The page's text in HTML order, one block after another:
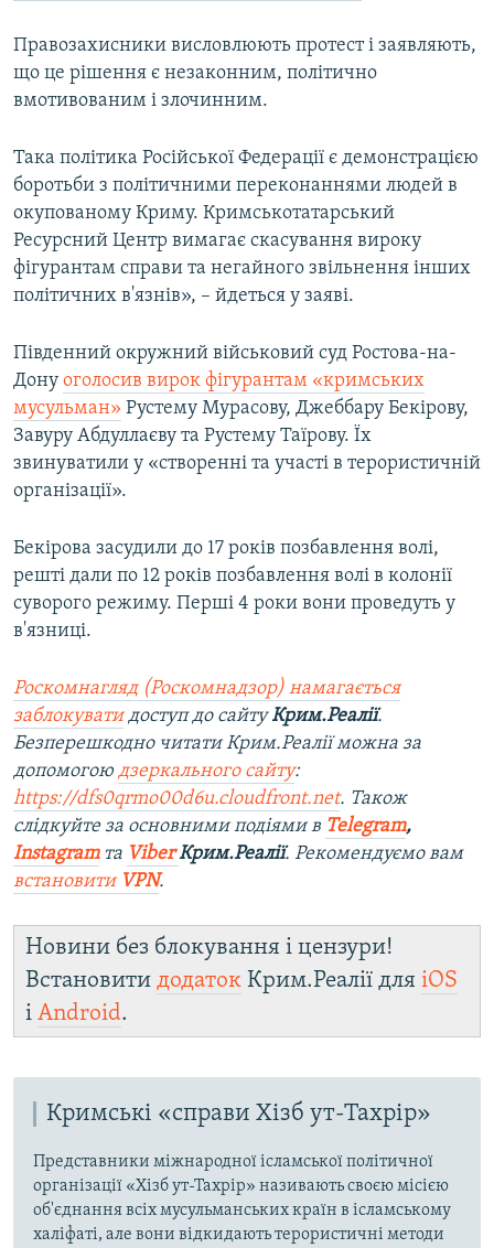
Усі сайти RFE/RL
Правозахисники висловлюють протест і заявляють,
що це рішення є незаконним, політично
вмотивованим і злочинним.
Така політика Російської Федерації є демонстрацією
боротьби з політичними переконаннями людей в
окупованому Криму. Кримськотатарський
Ресурсний Центр вимагає скасування вироку
фігурантам справи та негайного звільнення інших
політичних в'язнів», – йдеться у заяві.
Південний окружний військовий суд Ростова-на-
Дону оголосив вирок фігурантам «кримських
мусульман» Рустему Мурасову, Джеббару Бекірову,
Завуру Абдуллаєву та Рустему Таїрову. Їх
звинуватили у «створенні та участі в терористичній
організації».
Бекірова засудили до 17 років позбавлення волі,
решті дали по 12 років позбавлення волі в колонії
суворого режиму. Перші 4 роки вони проведуть у
в'язниці.
Роскомнагляд (Роскомнадзор) намагається
заблокуватидоступ до сайтуКрим.Реалії.
Безперешкодно читати Крим.Реалії можна за
допомогою дзеркального сайту:
https://dfs0qrmo00d6u.cloudfront.net. Також
слідкуйте за основними подіями в Telegram,
Instagramта ViberКрим.Реалії. Рекомендуємо вам
встановити VPN.
Новини без блокування і цензури!
Встановити додаток Крим.Реалії для iOS
і Android.
Кримські «справи Хізб ут-Тахрір»
Представники міжнародної ісламської політичної
організації «Хізб ут-Тахрір» називають своєю місією
об'єднання всіх мусульманських країн в ісламському
халіфаті, але вони відкидають терористичні методи